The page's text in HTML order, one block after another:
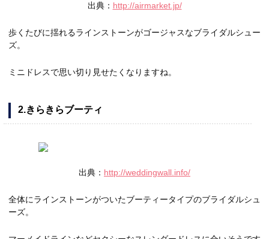
出典： http://airmarket.jp/
歩くたびに揺れるラインストーンがゴージャスなブライダルシュー
ズ。
ミニドレスで思い切り見せたくなりますね。
2.きらきらブーティ
出典： http://weddingwall.info/
全体にラインストーンがついたブーティータイプのブライダルシュ
ーズ。